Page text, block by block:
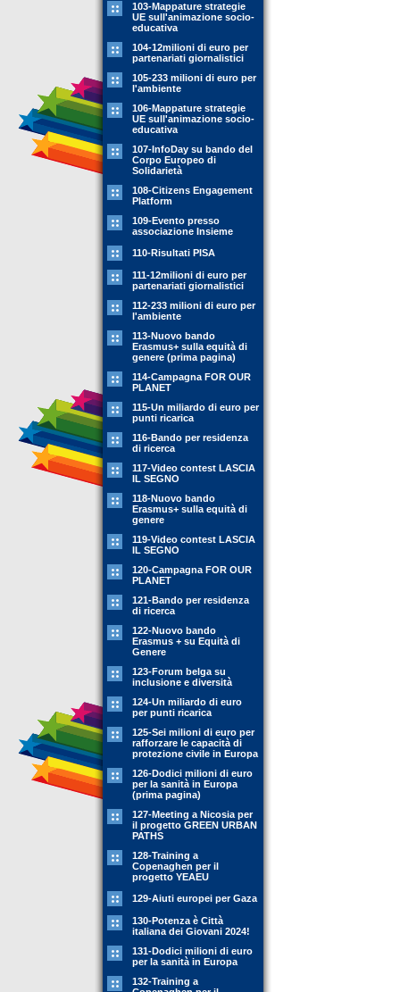
103-Mappature strategie
UE sull'animazione socio-
educativa
104-12milioni di euro per
partenariati giornalistici
105-233 milioni di euro per
l'ambiente
106-Mappature strategie
UE sull'animazione socio-
educativa
107-InfoDay su bando del
Corpo Europeo di
Solidarietà
108-Citizens Engagement
Platform
109-Evento presso
associazione Insieme
110-Risultati PISA
111-12milioni di euro per
partenariati giornalistici
112-233 milioni di euro per
l'ambiente
113-Nuovo bando
Erasmus+ sulla equità di
genere (prima pagina)
114-Campagna FOR OUR
PLANET
115-Un miliardo di euro per
punti ricarica
116-Bando per residenza
di ricerca
117-Video contest LASCIA
IL SEGNO
118-Nuovo bando
Erasmus+ sulla equità di
genere
119-Video contest LASCIA
IL SEGNO
120-Campagna FOR OUR
PLANET
121-Bando per residenza
di ricerca
122-Nuovo bando
Erasmus + su Equità di
Genere
123-Forum belga su
inclusione e diversità
124-Un miliardo di euro
per punti ricarica
125-Sei milioni di euro per
rafforzare le capacità di
protezione civile in Europa
126-Dodici milioni di euro
per la sanità in Europa
(prima pagina)
127-Meeting a Nicosia per
il progetto GREEN URBAN
PATHS
128-Training a
Copenaghen per il
progetto YEAEU
129-Aiuti europei per Gaza
130-Potenza è Città
italiana dei Giovani 2024!
131-Dodici milioni di euro
per la sanità in Europa
132-Training a